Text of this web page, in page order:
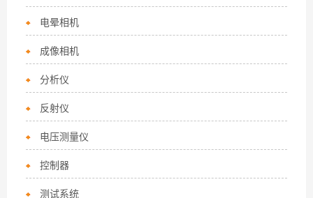
电晕相机
成像相机
分析仪
反射仪
电压测量仪
控制器
测试系统